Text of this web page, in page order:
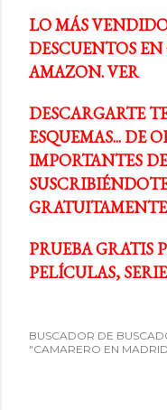
LO MÁS
DESCUENTOS
AMAZON. VER
DESCARGARTE
ESQUEMAS... DE
IMPORTANTES
PRUEBA GRATIS
PELÍCULAS,
BUSCADOR DE
"CAMARERO EN